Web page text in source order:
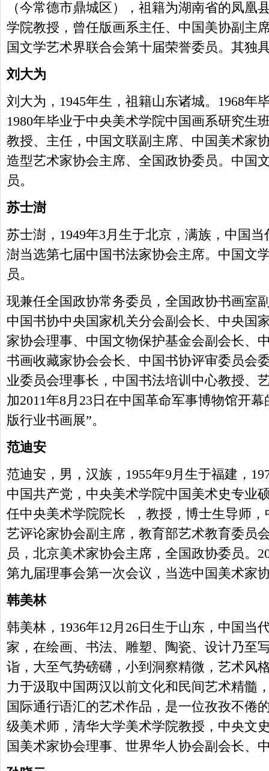
（今常德市鼎城区），祖籍为湖南省的凤凰
学院教授，曾任版画系主任、中国美协副主
国文学艺术界联合会第十届荣誉委员。其独
刘大为
刘大为，1945年生，祖籍山东诸城。1968年
1980年毕业于中央美术学院中国画系研究生
教授、主任，中国文联副主席、中国美术家
造型艺术家协会主席、全国政协委员。中国
员。
苏士澍
苏士澍，1949年3月生于北京，满族，中国
澍当选第七届中国书法家协会主席。中国文
员。
现兼任全国政协常务委员，全国政协书画室
中国书协中央国家机关分会副会长、中央国
家协会理事、中国文物保护基金会副会长、
书画收藏家协会会长、中国书协评审委员会
业委员会理事长，中国书法培训中心教授、
加2011年8月23日在中国革命军事博物馆开
版行业书画展”。
范迪安
范迪安，男，汉族，1955年9月生于福建，
中国共产党，中央美术学院中国美术史专业
任中央美术学院院长 ，教授，博士生导师
艺评论家协会副主席，教育部艺术教育委员
员，北京美术家协会主席，全国政协委员。
第九届理事会第一次会议，当选中国美术家
韩美林
韩美林，1936年12月26日生于山东，中国当
家，在绘画、书法、雕塑、陶瓷、设计乃至
诣，大至气势磅礴，小到洞察精微，艺术风
力于汲取中国两汉以前文化和民间艺术精髓
国际通行语汇的艺术作品，是一位孜孜不倦
级美术师，清华大学美术学院教授，中央文
国美术家协会理事、世界华人协会副会长、